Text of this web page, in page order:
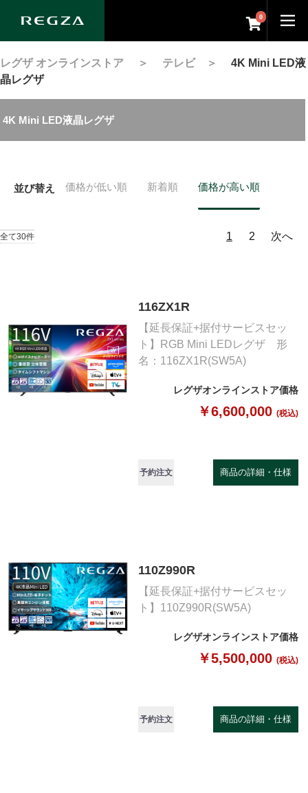
0
レグザ オンラインストア ＞ テレビ＞ 4K Mini LED液
晶レグザ
4K Mini LED液晶レグザ
並び替え 価格が低い順 新着順 価格が高い順
全て30件 1 2 次へ
116ZX1R
【延長保証+据付サービスセッ
ト】RGB Mini LEDレグザ 形
名：116ZX1R(SW5A)
レグザオンラインストア価格
￥6,600,000 (税込)
予約注文 商品の詳細・仕様
110Z990R
【延長保証+据付サービスセッ
ト】110Z990R(SW5A)
レグザオンラインストア価格
￥5,500,000 (税込)
予約注文 商品の詳細・仕様